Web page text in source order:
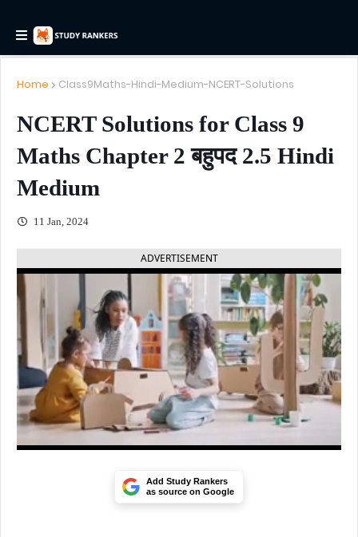
Home Class9Maths-Hindi-Medium-NCERT-Solutions
NCERT Solutions for Class 9
Maths Chapter 2 बहुपद 2.5 Hindi
Medium
11 Jan, 2024
ADVERTISEMENT
Add Study Rankers
as source on Google